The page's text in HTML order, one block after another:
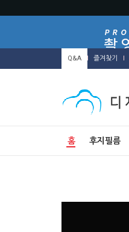
Q&A 즐겨찾기
홈 후지필름